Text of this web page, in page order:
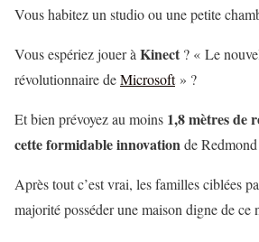
Vous habitez un studio ou une petite
Vous espériez jouer àKinect ? « Le
révolutionnaire deMicrosoft» ?
Et bien prévoyez au moins 1,8 mètres de
cette formidable innovationde
Après tout c’est vrai, les familles ciblées
majorité posséder une maison digne de